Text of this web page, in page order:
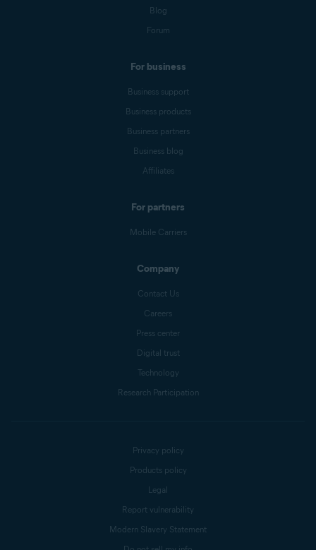
Blog
Forum
For business
Business support
Business products
Business partners
Business blog
Affiliates
For partners
Mobile Carriers
Company
Contact Us
Careers
Press center
Digital trust
Technology
Research Participation
Privacy policy
Products policy
Legal
Report vulnerability
Modern Slavery Statement